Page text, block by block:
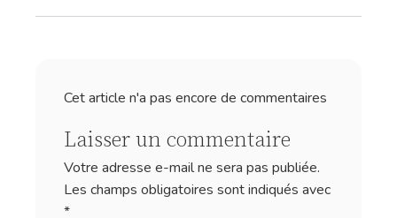
Cet article n'a pas encore de commentaires
Laisser un commentaire
Votre adresse e-mail ne sera pas publiée.
Les champs obligatoires sont indiqués avec
*